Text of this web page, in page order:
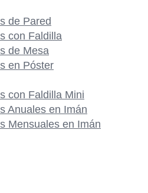
de Pared
con Faldilla
de Mesa
en Póster
con Faldilla Mini
Anuales en Imán
Mensuales en Imán